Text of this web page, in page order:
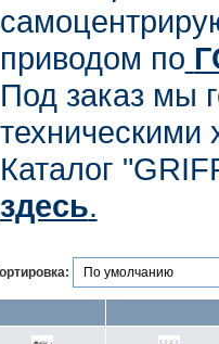
приводом по
Под заказ мы
техническими
Каталог
здесь.